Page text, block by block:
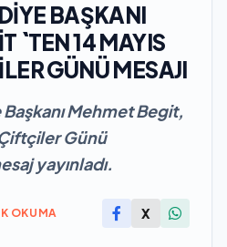
BAŞKANI
`TEN 14 MAYIS
GÜNÜ MESAJI
Mehmet Begit,
Çiftçiler Günü
yayınladı.
OKUMA X